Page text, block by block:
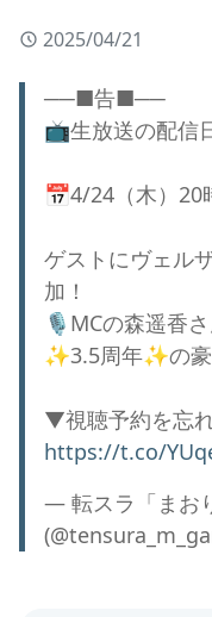
2025/04/21
──■告■──
📺生放送の配信
📅4/24（木）20
ゲストにヴェル
加！
🎙MCの森遥香
✨3.5周年✨の
▼視聴予約を忘
https://t.co/
— 転スラ「まお